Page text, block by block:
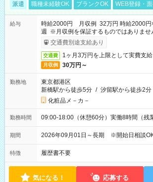
派遣 職種未経験OK ブランクOK WEB登録・
給与
時給2000円 月収例 32万円 時給2000円
週 ※月収例を保証するものではありま
ービス利用可（利用条件有）
交通費別途支給あり
交通費 1ヶ月3万円を上限として実費支給
月収例 30万円～
勤務地
東京都港区
新橋駅から徒歩5分 / 汐留駅から徒歩2分
化粧品メ－カ－
勤務時間 09:00-18:00（休憩60分）実働8時間（残
期間 2026年09月01日～長期 ※開始日相談
特徴 履歴書不要
気になる！ 応募する